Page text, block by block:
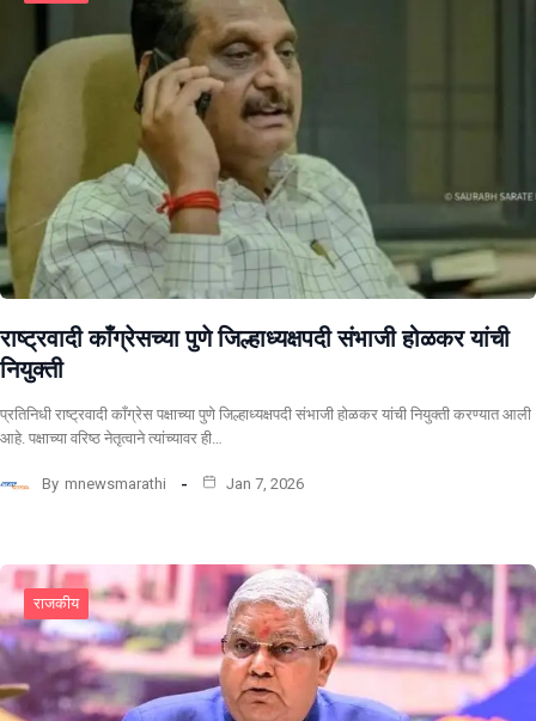
राष्ट्रवादी काँग्रेसच्या पुणे जिल्हाध्यक्षपदी संभाजी होळकर यांची
नियुक्ती
प्रतिनिधी राष्ट्रवादी काँग्रेस पक्षाच्या पुणे जिल्हाध्यक्षपदी संभाजी होळकर यांची नियुक्ती करण्यात आली
आहे. पक्षाच्या वरिष्ठ नेतृत्वाने त्यांच्यावर ही…
By mnewsmarathi Jan 7, 2026
राजकीय